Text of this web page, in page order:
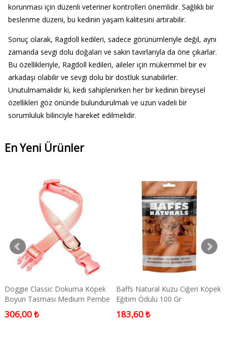
korunması için düzenli veteriner kontrolleri önemlidir. Sağlıklı bir
beslenme düzeni, bu kedinin yaşam kalitesini artırabilir.
Sonuç olarak, Ragdoll kedileri, sadece görünümleriyle değil, aynı
zamanda sevgi dolu doğaları ve sakin tavırlarıyla da öne çıkarlar.
Bu özellikleriyle, Ragdoll kedileri, aileler için mükemmel bir ev
arkadaşı olabilir ve sevgi dolu bir dostluk sunabilirler.
Unutulmamalıdır ki, kedi sahiplenirken her bir kedinin bireysel
özellikleri göz önünde bulundurulmalı ve uzun vadeli bir
sorumluluk bilinciyle hareket edilmelidir.
En Yeni Ürünler
Doggie Classic Dokuma Köpek
Boyun Tasması Medium Pembe
1x20-30 Cm
306,00 ₺
Baffs Natural Kuzu Ciğeri Köpek
Eğitim Ödülü 100 Gr
183,60 ₺